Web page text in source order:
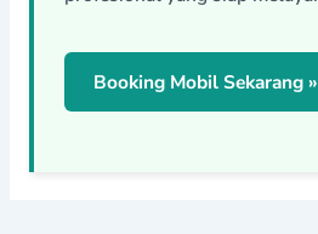
Booking Mobil Sekarang »